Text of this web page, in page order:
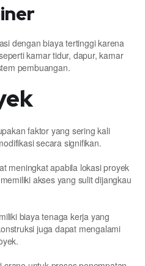
dengan biaya tertinggi karena
kamar tidur, dapur, kamar
pembuangan.
faktor yang sering kali
secara signifikan.
meningkat apabila lokasi proyek
akses yang sulit dijangkau
biaya tenaga kerja yang
juga dapat mengalami